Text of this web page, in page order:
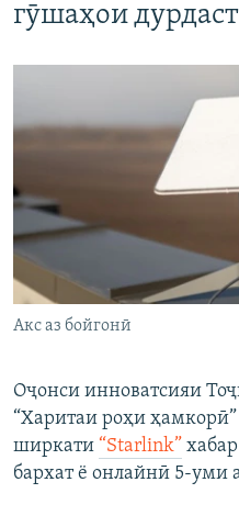
гӯшаҳои дурдаст
Акс аз бойгонӣ
Оҷонси инноватсияи
“Харитаи роҳи
ширкати “Starlink”
бархат ё онлайнӣ 5-уми